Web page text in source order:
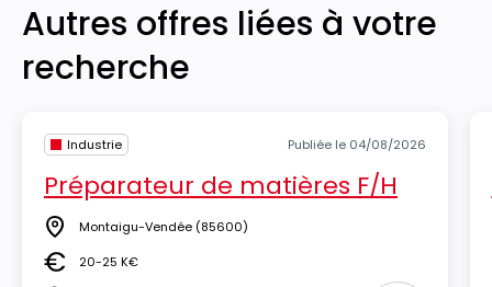
Autres offres liées à votre
recherche
Industrie Publiée le 04/08/2026
Préparateur de matières F/H
Lieu Montaigu-Vendée (85600)
Salaire20-25 K€